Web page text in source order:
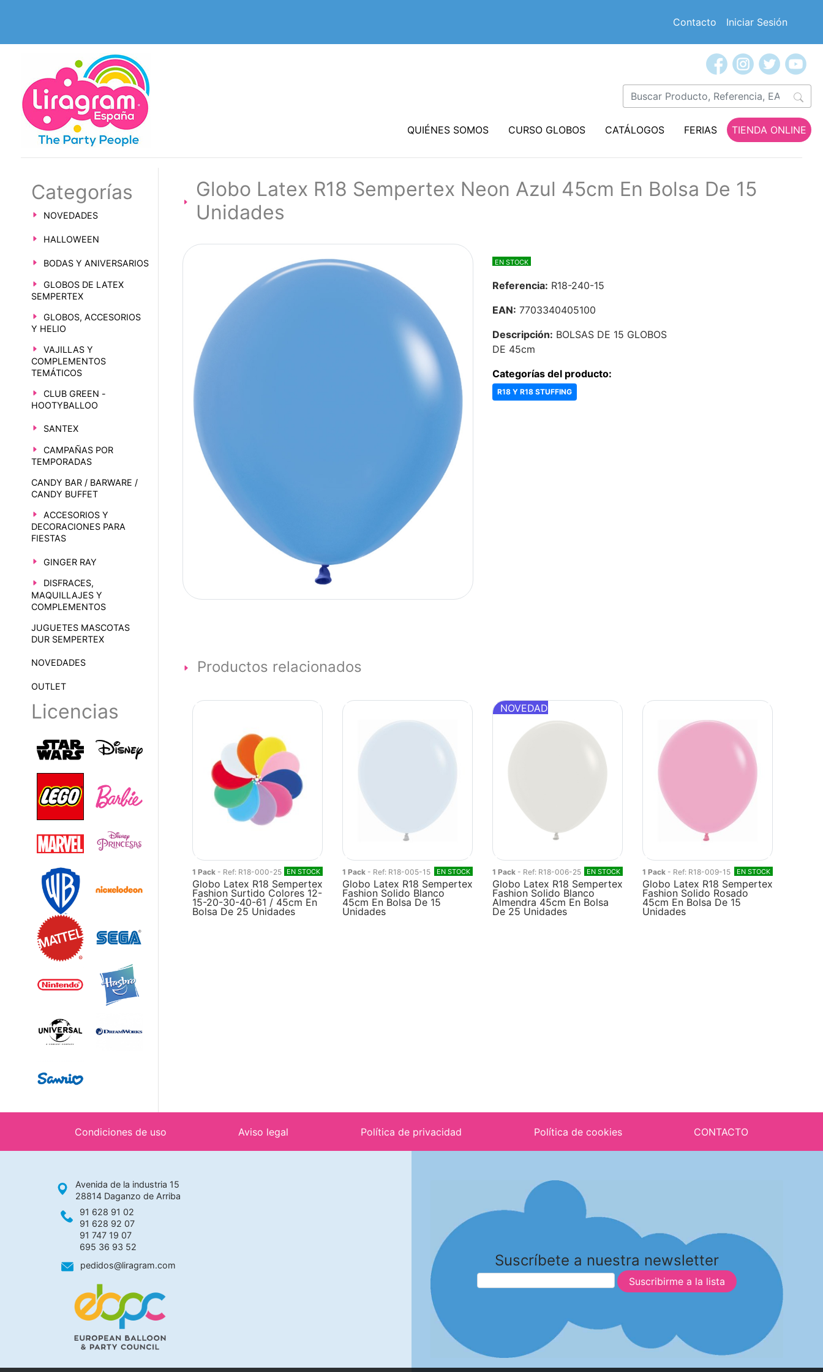
Contacto Iniciar Sesión
QUIÉNES SOMOS CURSO GLOBOS CATÁLOGOS FERIAS TIENDA ONLINE
Categorías
NOVEDADES
HALLOWEEN
BODAS Y ANIVERSARIOS
GLOBOS DE LATEX
SEMPERTEX
GLOBOS, ACCESORIOS
Y HELIO
VAJILLAS Y
COMPLEMENTOS
TEMÁTICOS
CLUB GREEN -
HOOTYBALLOO
SANTEX
CAMPAÑAS POR
TEMPORADAS
CANDY BAR / BARWARE /
CANDY BUFFET
ACCESORIOS Y
DECORACIONES PARA
FIESTAS
GINGER RAY
DISFRACES,
MAQUILLAJES Y
COMPLEMENTOS
JUGUETES MASCOTAS
DUR SEMPERTEX
NOVEDADES
OUTLET
Licencias
Globo Latex R18 Sempertex Neon Azul 45cm En Bolsa De 15
Unidades
EN STOCK
Referencia: R18-240-15
EAN: 7703340405100
Descripción: BOLSAS DE 15 GLOBOS
DE 45cm
Categorías del producto:
R18 Y R18 STUFFING
Productos relacionados
1 Pack - Ref: R18-000-25 EN STOCK
Globo Latex R18 Sempertex
Fashion Surtido Colores 12-
15-20-30-40-61 / 45cm En
Bolsa De 25 Unidades
1 Pack - Ref: R18-005-15 EN STOCK
Globo Latex R18 Sempertex
Fashion Solido Blanco
45cm En Bolsa De 15
Unidades
NOVEDAD
1 Pack - Ref: R18-006-25 EN STOCK
Globo Latex R18 Sempertex
Fashion Solido Blanco
Almendra 45cm En Bolsa
De 25 Unidades
1 Pack - Ref: R18-009-15 EN STOCK
Globo Latex R18 Sempertex
Fashion Solido Rosado
45cm En Bolsa De 15
Unidades
Condiciones de uso Aviso legal Política de privacidad Política de cookies CONTACTO
Avenida de la industria 15
28814 Daganzo de Arriba
91 628 91 02
91 628 92 07
91 747 19 07
695 36 93 52
pedidos@liragram.com
Suscríbete a nuestra newsletter
Suscribirme a la lista